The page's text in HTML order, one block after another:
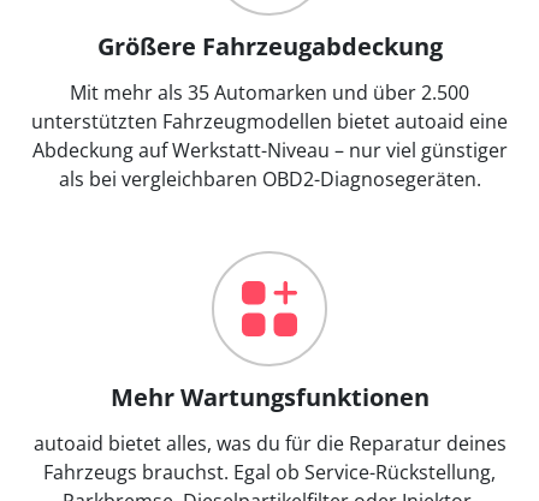
Größere Fahrzeugabdeckung
Mit mehr als 35 Automarken und über 2.500
unterstützten Fahrzeugmodellen bietet autoaid eine
Abdeckung auf Werkstatt-Niveau – nur viel günstiger
als bei vergleichbaren OBD2-Diagnosegeräten.
Mehr Wartungsfunktionen
autoaid bietet alles, was du für die Reparatur deines
Fahrzeugs brauchst. Egal ob Service-Rückstellung,